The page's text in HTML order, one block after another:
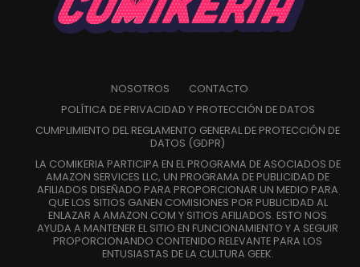
NOSOTROS
CONTACTO
POLÍTICA DE PRIVACIDAD Y PROTECCIÓN DE DATOS
CUMPLIMIENTO DEL REGLAMENTO GENERAL DE PROTECCIÓN DE
DATOS (GDPR)
LA COMIKERIA PARTICIPA EN EL PROGRAMA DE ASOCIADOS DE
AMAZON SERVICES LLC, UN PROGRAMA DE PUBLICIDAD DE
AFILIADOS DISEÑADO PARA PROPORCIONAR UN MEDIO PARA
QUE LOS SITIOS GANEN COMISIONES POR PUBLICIDAD AL
ENLAZAR A AMAZON.COM Y SITIOS AFILIADOS. ESTO NOS
AYUDA A MANTENER EL SITIO EN FUNCIONAMIENTO Y A SEGUIR
PROPORCIONANDO CONTENIDO RELEVANTE PARA LOS
ENTUSIASTAS DE LA CULTURA GEEK.